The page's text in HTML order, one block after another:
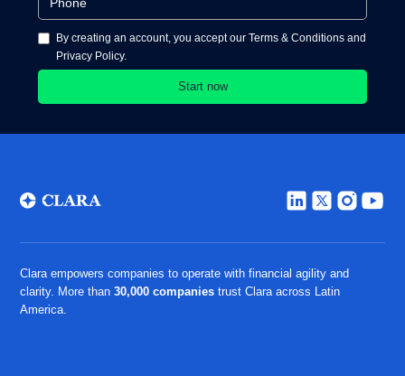
By creating an account, you accept our Terms & Conditions and
Privacy Policy.
Clara empowers companies to operate with financial agility and
clarity. More than30,000 companiestrust Clara across Latin
America.